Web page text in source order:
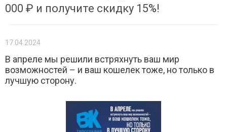
000 ₽ и получите скидку 15%!
17.04.2024
В апреле мы решили встряхнуть ваш мир
возможностей – и ваш кошелек тоже, но только в
лучшую сторону.